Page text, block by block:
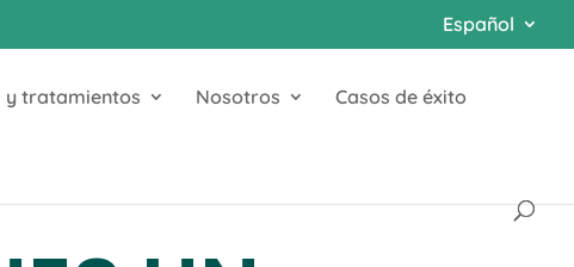
Español
y tratamientos Nosotros Casos de éxito